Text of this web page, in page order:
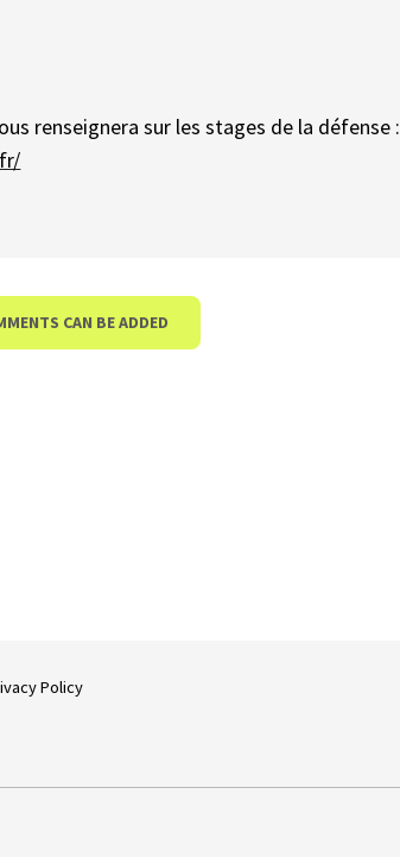
renseignera sur les stages de la défense :
CAN BE ADDED
Policy